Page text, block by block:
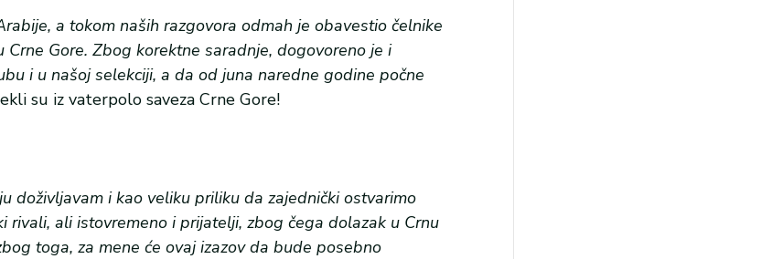
a tokom naših razgovora odmah je obavestio čelnike
Gore. Zbog korektne saradnje, dogovoreno je i
i u našoj selekciji, a da od juna naredne godine počne
su iz vaterpolo saveza Crne Gore!
doživljavam i kao veliku priliku da zajednički ostvarimo
ali istovremeno i prijatelji, zbog čega dolazak u Crnu
toga, za mene će ovaj izazov da bude posebno